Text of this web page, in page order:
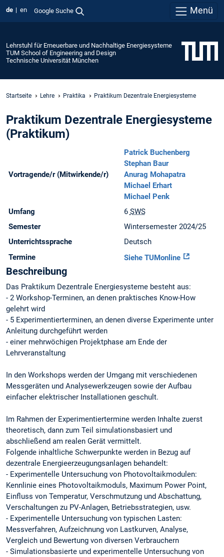
de en Google Suche Menü
Lehrstuhl für Erneuerbare und Nachhaltige Energiesysteme
TUM School of Engineering and Design
Technische Universität München
Startseite Lehre Praktika Praktikum Dezentrale Energiesysteme
Praktikum Dezentrale Energiesysteme
(Praktikum)
Vortragende/r (Mitwirkende/r)
Patrick Buchenberg
Stephan Baur
Anurag Mohapatra
Michael Erhart
Michael Penk
Umfang
6 SWS
Semester
Wintersemester 2024/25
Unterrichtssprache
Deutsch
Termine
Siehe TUMonline
Beschreibung
Das Praktikum Dezentrale Energiesysteme besteht aus:
- 2 Workshop-Terminen, an denen praktisches Know-How
gelehrt wird
- 5 Experimentierterminen, an denen diverse Experimente unter
Anleitung durchgeführt werden
- einer mehrwöchigen Projektphase am Ende der
Lehrveranstaltung
In den Workshops werden der Umgang mit verschiedenen
Messgeräten und Analysewerkzeugen sowie der Aufbau
einfacher elektrischer Installationen geschult.
Im Rahmen der Experimentiertermine werden Inhalte zuerst
theoretisch, dann zum Teil simulationsbasiert und
abschließend am realen Gerät vermittelt.
Folgende inhaltliche Schwerpunkte werden in Bezug auf
dezentrale Energieerzeugungsanlagen behandelt:
- Experimentelle Untersuchung von Photovoltaikmodulen:
Kennlinie eines Photovoltaikmoduls, Maximum Power Point,
Einfluss von Temperatur, Verschmutzung und Abschattung,
Verschaltungen zu PV-Anlagen, Betriebsstrategien, usw.
- Experimentelle Untersuchung von typischen Lasten:
Messverfahren, Aufzeichnung von Lastkurven, Analyse,
Vergleich und Bewertung von diversen Verbrauchern
- Simulationsbasierte und experimentelle Untersuchung von